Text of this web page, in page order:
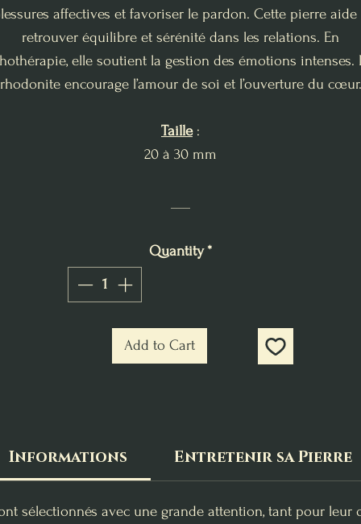
affectives et favoriser le pardon. Cette pierre aide
retrouver équilibre et sérénité dans les relations. En
elle soutient la gestion des émotions intenses.
rhodonite encourage l’amour de soi et l’ouverture du cœur.
Taille:
20 à 30 mm
Quantity*
Add to Cart
Informations Entretenir sa Pierre
sélectionnés avec une grande attention, tant pour